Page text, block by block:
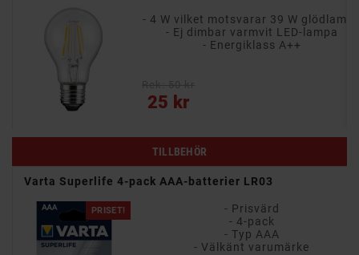
- 4 W vilket motsvarar 39 W
- Ej dimbar varmvit LED-lampa
- Energiklass A++
25 kr
Pris
TILLBEHÖR
Varta Superlife 4-pack AAA-batterier LR03
PRISET!
- Prisvärd
- 4-pack
- Typ AAA
- Välkänt varumärke